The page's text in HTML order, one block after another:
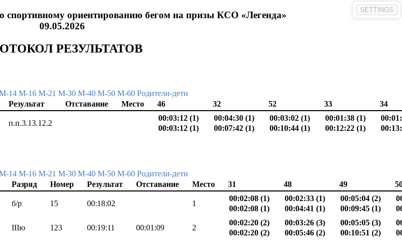
спортивному ориентированию бегом на призы КСО «Легенда»
09.05.2026
РЕЗУЛЬТАТОВ
14 М-16 М-21 М-30 М-40 М-50 М-60 Родители-дети
Результат Отставание Место 46 32 52 33 34
п.п.3.13.12.2
00:03:12 (1)
00:03:12 (1)
00:04:30 (1)
00:07:42 (1)
00:03:02 (1)
00:10:44 (1)
00:01:38 (1)
00:12:22 (1)
14 М-16 М-21 М-30 М-40 М-50 М-60 Родители-дети
Разряд Номер Результат Отставание Место 31 48 49
б/р 15 00:18:02 1
00:02:08 (1)
00:02:08 (1)
00:02:33 (1)
00:04:41 (1)
00:05:04 (2)
00:09:45 (1)
IIIю 123 00:19:11 00:01:09 2
00:02:20 (2)
00:02:20 (2)
00:03:26 (3)
00:05:46 (2)
00:05:05 (3)
00:10:51 (2)
SETTINGS